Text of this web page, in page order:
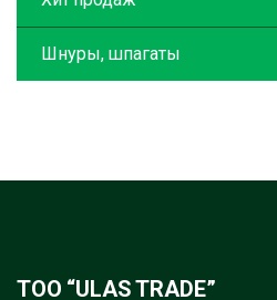
Шнуры, шпагаты
ТОО “ULAS TRADE”